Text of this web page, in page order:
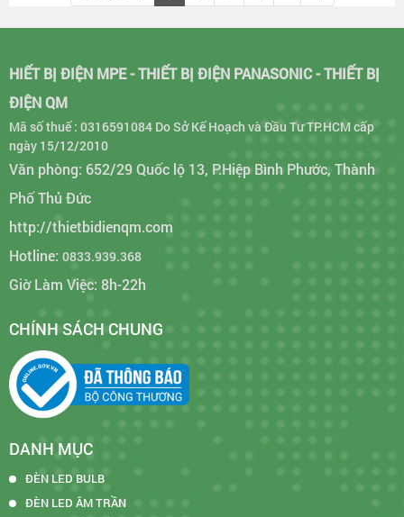
HIẾT BỊ ĐIỆN MPE - THIẾT BỊ ĐIỆN PANASONIC - THIẾT BỊ
ĐIỆN QM
Mã số thuế : 0316591084 Do Sở Kế Hoạch và Đầu Tư TP.HCM cấp
ngày 15/12/2010
Văn phòng: 652/29 Quốc lộ 13, P.Hiệp Bình Phước, Thành
Phố Thủ Đức
http://thietbidienqm.com
Hotline: 0833.939.368
Giờ Làm Việc: 8h-22h
CHÍNH SÁCH CHUNG
DANH MỤC
ĐÈN LED BULB
ĐÈN LED ÂM TRẦN